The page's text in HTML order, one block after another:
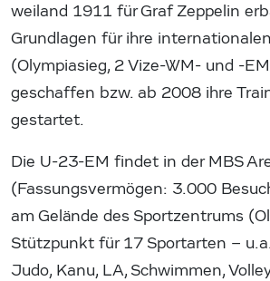
weiland 1911 für Graf Zeppelin
Grundlagen für ihre
(Olympiasieg, 2 Vize-WM- und -
geschaffen bzw. ab 2008 ihre
gestartet.
Die U-23-EM findet in der MBS
(Fassungsvermögen: 3.000
am Gelände des Sportzentrums
Stützpunkt für 17 Sportarten –
Judo, Kanu, LA, Schwimmen,